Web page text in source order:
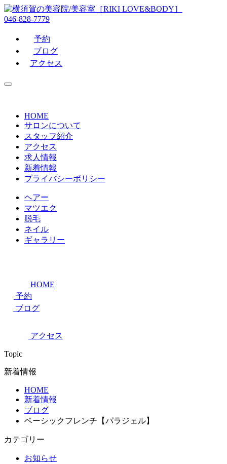
046-828-7779
予約
ブログ
アクセス
HOME
サロンについて
スタッフ紹介
アクセス
求人情報
新着情報
プライバシーポリシー
ヘアー
マツエク
脱毛
ネイル
ギャラリー
HOME
予約
ブログ
アクセス
Topic
新着情報
HOME
新着情報
ブログ
ベーシックフレンチ【パラジェル】
カテゴリー
お知らせ